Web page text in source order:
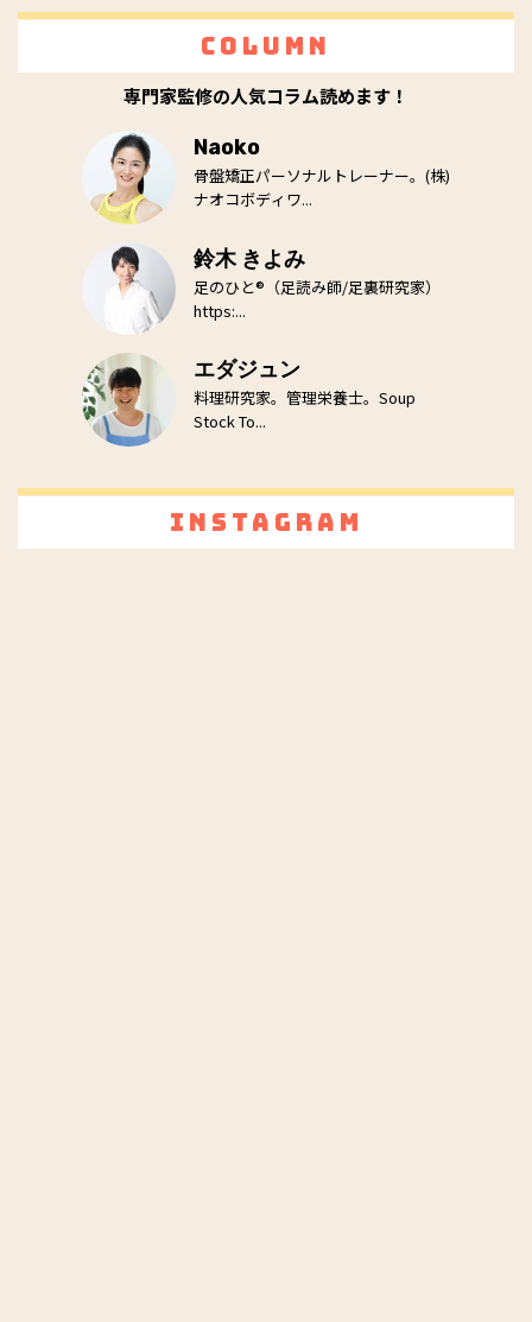
Column
専門家監修の人気コラム読めます！
Naoko
骨盤矯正パーソナルトレーナー。(株)
ナオコボディワ...
鈴木 きよみ
足のひと®（足読み師/足裏研究家）
https:...
エダジュン
料理研究家。管理栄養士。Soup
Stock To...
Instagram